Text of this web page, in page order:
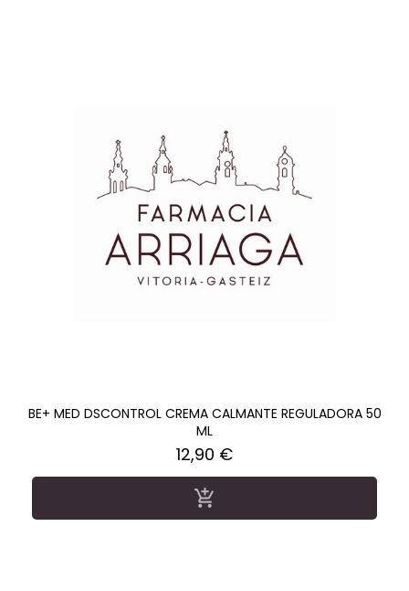
BE+ MED DSCONTROL CREMA CALMANTE REGULADORA 50
ML
Precio
12,90 €
